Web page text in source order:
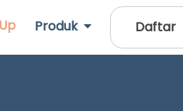
Produk Daftar